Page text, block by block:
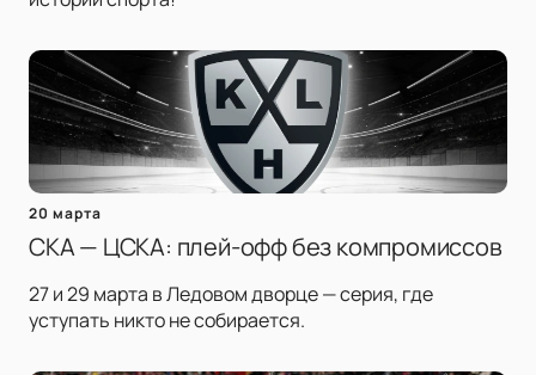
20 марта
СКА — ЦСКА: плей-офф без компромиссов
27 и 29 марта в Ледовом дворце — серия, где
уступать никто не собирается.